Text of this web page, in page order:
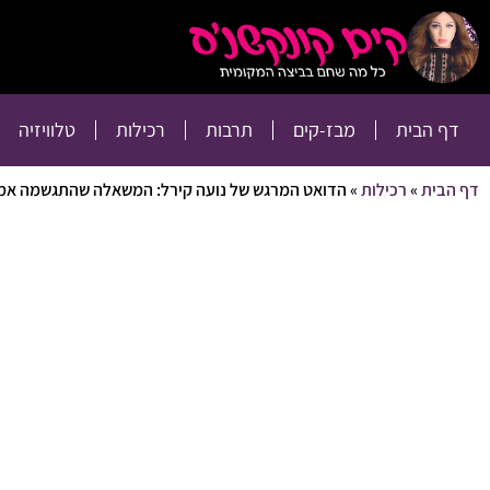
דף הבית מבז-קים תרבות רכילות טלוויזיה
דף הבית»רכילות»הדואט המרגש של נועה קירל: המשאלה שהתגשמה